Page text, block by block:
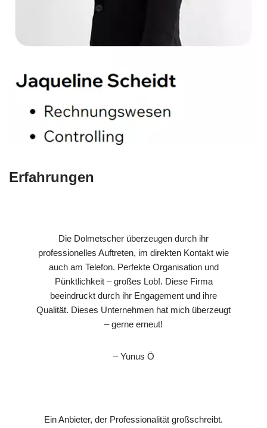
Erfahrungen
Die Dolmetscher überzeugen durch ihr
professionelles Auftreten, im direkten Kontakt wie
auch am Telefon. Perfekte Organisation und
Pünktlichkeit – großes Lob!. Diese Firma
beeindruckt durch ihr Engagement und ihre
Qualität. Dieses Unternehmen hat mich überzeugt
– gerne erneut!
– Yunus Ö
Ein Anbieter, der Professionalität großschreibt.